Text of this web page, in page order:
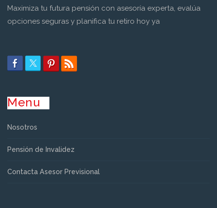
Maximiza tu futura pensión con asesoría experta, evalúa
opciones seguras y planifica tu retiro hoy ya
Menu
Nosotros
Pensión de Invalidez
Contacta Asesor Previsional